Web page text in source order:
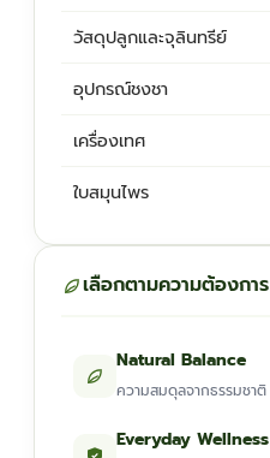
ต้นพันธุ์สมุนไพร
วัสดุปลูกและจุลินทรีย์
อุปกรณ์ชงชา
เครื่องเทศ
ใบสมุนไพร
เลือกตามความต้องการ
Natural Balance
ความสมดุลจากธรรมชาติ
Everyday Wellness